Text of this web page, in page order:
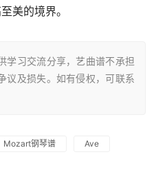
美的境界。
学习交流分享，艺曲谱不承担
议及损失。如有侵权，可联系
Mozart钢琴谱
Ave